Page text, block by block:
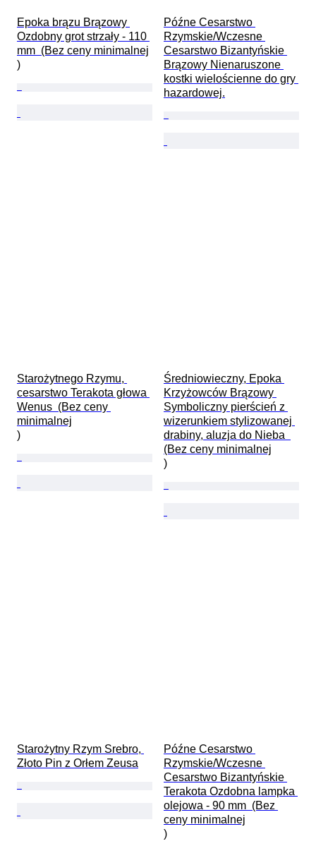
Epoka brązu Brązowy
Ozdobny grot strzały - 110
mm  (Bez ceny minimalnej
)
Późne Cesarstwo
Rzymskie/Wczesne
Cesarstwo Bizantyńskie
Brązowy Nienaruszone
kostki wielościenne do gry
hazardowej.
Starożytnego Rzymu,
cesarstwo Terakota głowa
Wenus  (Bez ceny
minimalnej
)
Średniowieczny, Epoka
Krzyżowców Brązowy
Symboliczny pierścień z
wizerunkiem stylizowanej
drabiny, aluzja do Nieba
(Bez ceny minimalnej
)
Starożytny Rzym Srebro,
Złoto Pin z Orłem Zeusa
Późne Cesarstwo
Rzymskie/Wczesne
Cesarstwo Bizantyńskie
Terakota Ozdobna lampka
olejowa - 90 mm  (Bez
ceny minimalnej
)